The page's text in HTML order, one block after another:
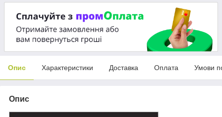
Опис Характеристики Доставка Оплата Умови
Опис